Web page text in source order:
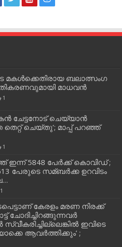
ബലാത്സംഗ
മാധവന്‍
1
ചേട്ടനോട് ചെയ്യാന്‍
തെറ്റ് ചെയ്തു’; മാപ്പ് പറഞ്ഞ്
1
ഇന്ന് 5848 പേര്‍ക്ക് കൊവി‌ഡ് ;
പേരുടെ സമ്ബര്‍ക്ക ഉറവിടം
1
കേരളം മരണ നിരക്ക്
ചോദിച്ചിറങ്ങുന്നവർ
ഇവിടെ
ആവർത്തിക്കും’ ;